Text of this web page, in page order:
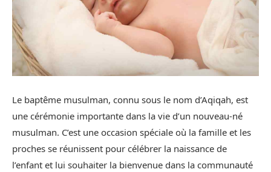
Le baptême musulman, connu sous le nom d’Aqiqah, est
une cérémonie importante dans la vie d’un nouveau-né
musulman. C’est une occasion spéciale où la famille et les
proches se réunissent pour célébrer la naissance de
l’enfant et lui souhaiter la bienvenue dans la communauté